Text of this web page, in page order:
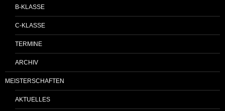
B-KLASSE
C-KLASSE
TERMINE
ARCHIV
MEISTERSCHAFTEN
AKTUELLES